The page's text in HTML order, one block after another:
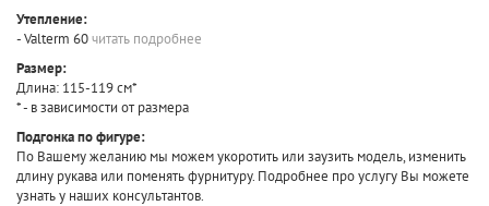
Утепление:
- Valterm 60читать подробнее
Размер:
Длина: 115-119 см*
* - в зависимости от размера
Подгонка по фигуре:
По Вашему желанию мы можем укоротить или заузить модель, изменить
длину рукава или поменять фурнитуру. Подробнее про услугу Вы можете
узнать у наших консультантов.